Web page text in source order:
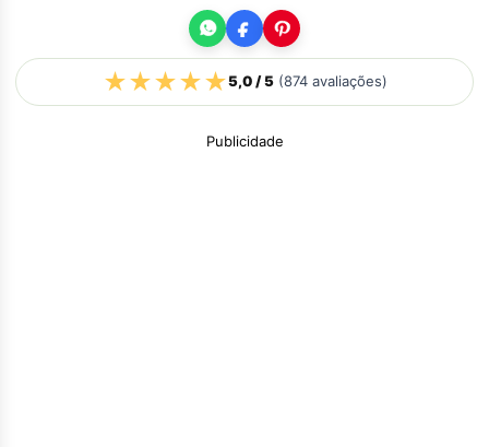
★★★★★5,0/ 5(874avaliações)
Publicidade